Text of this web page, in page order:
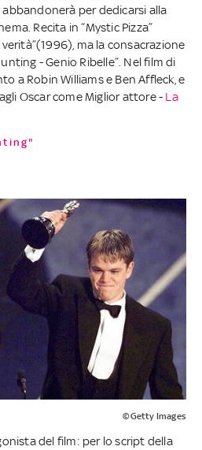
per dedicarsi alla
Recita in “Mystic Pizza”
ma la consacrazione
- Genio Ribelle”. Nel film di
a Robin Williams e Ben Affleck, e
Oscar come Miglior attore - La
©Getty Images
del film: per lo script della